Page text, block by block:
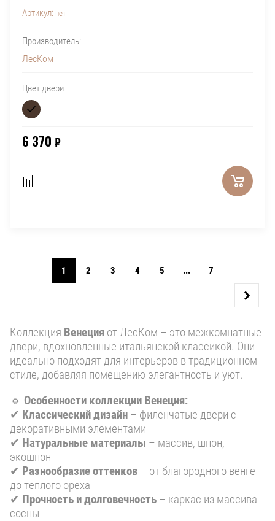
Артикул: нет
Производитель:
ЛесКом
Цвет двери
6 370 ₽
1 2 3 4 5 ... 7
Коллекция Венеция от ЛесКом – это межкомнатные
двери, вдохновленные итальянской классикой. Они
идеально подходят для интерьеров в традиционном
стиле, добавляя помещению элегантность и уют.
🔹 Особенности коллекции Венеция:
✔ Классический дизайн – филенчатые двери с
декоративными элементами
✔ Натуральные материалы – массив, шпон,
экошпон
✔ Разнообразие оттенков – от благородного венге
до теплого ореха
✔ Прочность и долговечность – каркас из массива
сосны